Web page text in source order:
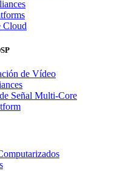
Cloud
de Vídeo
Señal Multi-Core